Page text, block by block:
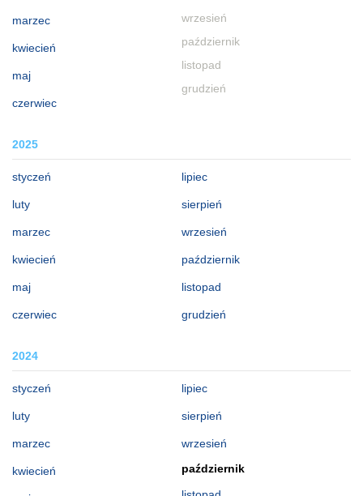
marzec
kwiecień
maj
czerwiec
wrzesień
październik
listopad
grudzień
2025
styczeń
luty
marzec
kwiecień
maj
czerwiec
lipiec
sierpień
wrzesień
październik
listopad
grudzień
2024
styczeń
luty
marzec
kwiecień
lipiec
sierpień
wrzesień
październik